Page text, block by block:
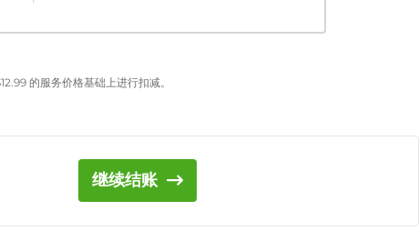
12.99的服务价格基础上进行扣减。
继续结账